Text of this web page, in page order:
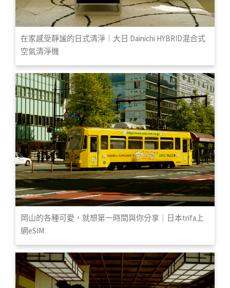
在家感受靜謐的日式清淨｜大日 Dainichi HYBRID混合式
空氣清淨機
岡山的各種可愛，就想第一時間與你分享｜日本trifa上
網eSIM